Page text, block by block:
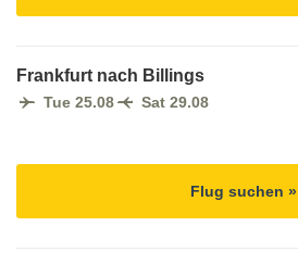
Frankfurt nach Billings
Tue 25.08 Sat 29.08
Flug suchen »